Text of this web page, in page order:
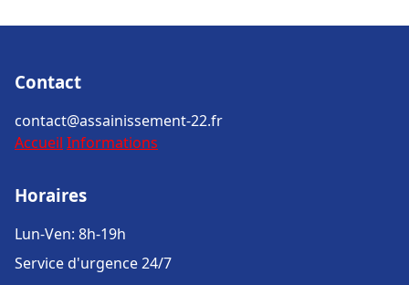
Contact
contact@assainissement-22.fr
Accueil Informations
Horaires
Lun-Ven: 8h-19h
Service d'urgence 24/7